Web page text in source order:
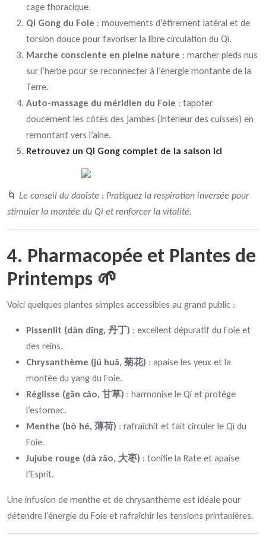
cage thoracique.
Qi Gong du Foie : mouvements d’étirement latéral et de
torsion douce pour favoriser la libre circulation du Qì.
Marche consciente en pleine nature : marcher pieds nus
sur l’herbe pour se reconnecter à l’énergie montante de la
Terre.
Auto-massage du méridien du Foie : tapoter
doucement les côtés des jambes (intérieur des cuisses) en
remontant vers l’aine.
Retrouvez un Qi Gong complet de la saison ici
🌀 Le conseil du daoïste : Pratiquez la respiration inversée pour
stimuler la montée du Qì et renforcer la vitalité.
4. Pharmacopée et Plantes de
Printemps 🌱
Voici quelques plantes simples accessibles au grand public :
Pissenlit (dàn dīng, 丹丁) : excellent dépuratif du Foie et
des reins.
Chrysanthème (jú huā, 菊花) : apaise les yeux et la
montée du yang du Foie.
Réglisse (gān cǎo, 甘草) : harmonise le Qi et protège
l’estomac.
Menthe (bò hé, 薄荷) : rafraîchit et fait circuler le Qì du
Foie.
Jujube rouge (dà zǎo, 大枣) : tonifie la Rate et apaise
l’Esprit.
Une infusion de menthe et de chrysanthème est idéale pour
détendre l’énergie du Foie et rafraîchir les tensions printanières.